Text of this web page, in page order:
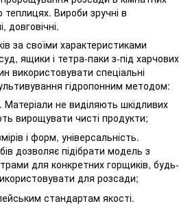
Вироби зручні в
довговічні.
за своїми характеристиками
ящики і тетра-паки з-під харчових
використовувати спеціальні
гідропонним методом:
Матеріали не виділяють шкідливих
вирощувати чисті продукти;
і форм, універсальність.
дозволяє підібрати модель з
для конкретних горщиків, будь-
для розсади;
стандартам якості.